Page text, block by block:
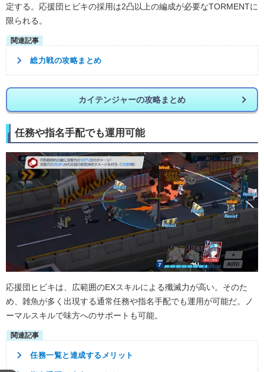
定する。応援団ヒビキの採用は2凸以上の編成が必要なTORMENTに
限られる。
総力戦の攻略まとめ
カイテンジャーの攻略まとめ
任務や指名手配でも運用可能
応援団ヒビキは、広範囲のEXスキルによる殲滅力が高い。そのた
め、雑魚が多く出現する通常任務や指名手配でも運用が可能だ。ノ
ーマルスキルで味方へのサポートも可能。
任務一覧と達成するメリット